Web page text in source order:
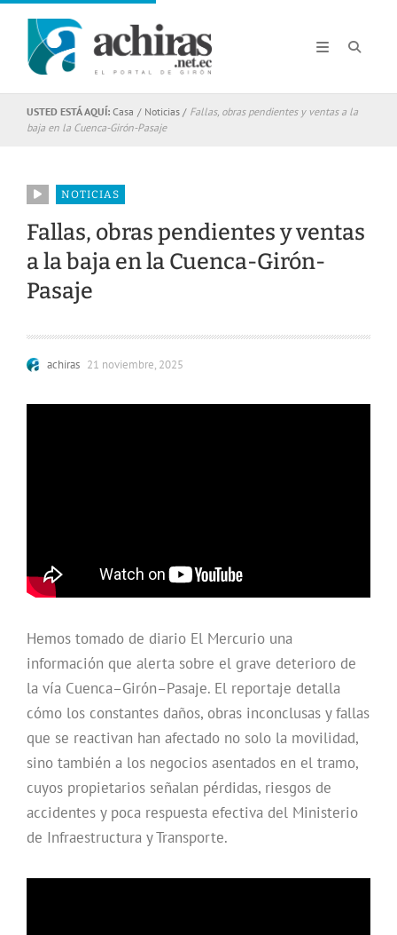
USTED ESTÁ AQUÍ: Casa / Noticias / Fallas, obras pendientes y ventas a la
baja en la Cuenca-Girón-Pasaje
NOTICIAS
Fallas, obras pendientes y ventas
a la baja en la Cuenca-Girón-
Pasaje
achiras 21 noviembre, 2025
Hemos tomado de diario El Mercurio una
información que alerta sobre el grave deterioro de
la vía Cuenca–Girón–Pasaje. El reportaje detalla
cómo los constantes daños, obras inconclusas y fallas
que se reactivan han afectado no solo la movilidad,
sino también a los negocios asentados en el tramo,
cuyos propietarios señalan pérdidas, riesgos de
accidentes y poca respuesta efectiva del Ministerio
de Infraestructura y Transporte.